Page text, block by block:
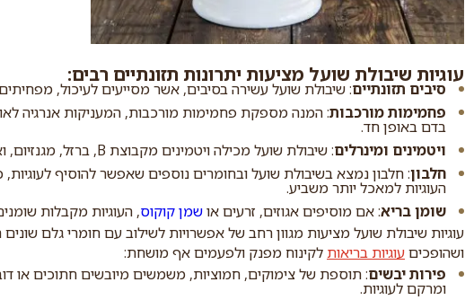
עוגיות שיבולת שועל מציעות יתרונות תזונתיים רבים:
סיבים תזונתיים: שיבולת שועל עשירה בסיבים, אשר מסייעים לעיכול,
פחמימות מורכבות: המנה מספקת פחמימות מורכבות, המעניקות אנרגיה
בדם באופן חד.
ויטמינים ומינרלים: שיבולת שועל מכילה ויטמינים מקבוצת B, ברזל, מגנזיום, ואשלגן, החיוניים לבריאות כללית.
חלבון: חלבון נמצא בשיבולת שועל ובחומרים נוספים שאפשר להוסיף
העוגיות למאכל יותר משביע.
שומן בריא: אם מוסיפים אגוזים, זרעים אושמן קוקוס, העוגיות מקבלות
עוגיות שיבולת שועל מציעות מגוון רחב של אפשרויות לשילוב עם חומרי גלם
ושהופכיםעוגיות בריאות לקינוח מפנק ולפעמים אף מושחת:
פירות יבשים: תוספת של צימוקים, חמוציות, משמשים מיובשים חתוכים או
ומרקם לעוגיות.